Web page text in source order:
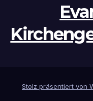
Stolz präsentiert von